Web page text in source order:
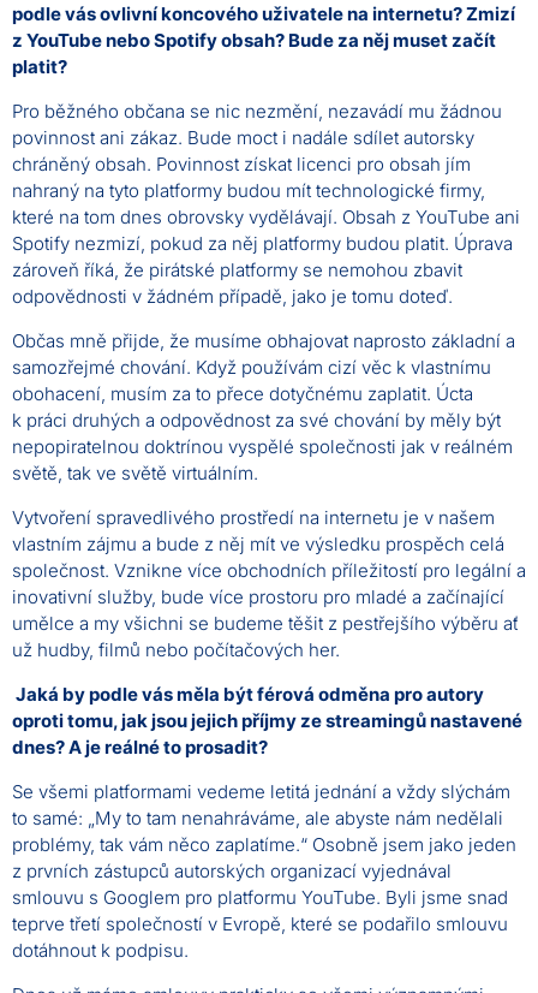
podle vás ovlivní koncového uživatele na internetu? Zmizí
z YouTube nebo Spotify obsah? Bude za něj muset začít
platit?
Pro běžného občana se nic nezmění, nezavádí mu žádnou
povinnost ani zákaz. Bude moct i nadále sdílet autorsky
chráněný obsah. Povinnost získat licenci pro obsah jím
nahraný na tyto platformy budou mít technologické firmy,
které na tom dnes obrovsky vydělávají. Obsah z YouTube ani
Spotify nezmizí, pokud za něj platformy budou platit. Úprava
zároveň říká, že pirátské platformy se nemohou zbavit
odpovědnosti v žádném případě, jako je tomu doteď.
Občas mně přijde, že musíme obhajovat naprosto základní a
samozřejmé chování. Když používám cizí věc k vlastnímu
obohacení, musím za to přece dotyčnému zaplatit. Úcta
k práci druhých a odpovědnost za své chování by měly být
nepopiratelnou doktrínou vyspělé společnosti jak v reálném
světě, tak ve světě virtuálním.
Vytvoření spravedlivého prostředí na internetu je v našem
vlastním zájmu a bude z něj mít ve výsledku prospěch celá
společnost. Vznikne více obchodních příležitostí pro legální a
inovativní služby, bude více prostoru pro mladé a začínající
umělce a my všichni se budeme těšit z pestřejšího výběru ať
už hudby, filmů nebo počítačových her.
Jaká by podle vás měla být férová odměna pro autory
oproti tomu, jak jsou jejich příjmy ze streamingů nastavené
dnes? A je reálné to prosadit?
Se všemi platformami vedeme letitá jednání a vždy slýchám
to samé: „My to tam nenahráváme, ale abyste nám nedělali
problémy, tak vám něco zaplatíme.“ Osobně jsem jako jeden
z prvních zástupců autorských organizací vyjednával
smlouvu s Googlem pro platformu YouTube. Byli jsme snad
teprve třetí společností v Evropě, které se podařilo smlouvu
dotáhnout k podpisu.